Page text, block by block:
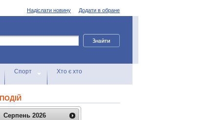
Додати в обране
Надіслати новину
Спорт Хто є хто
Серпень 2026